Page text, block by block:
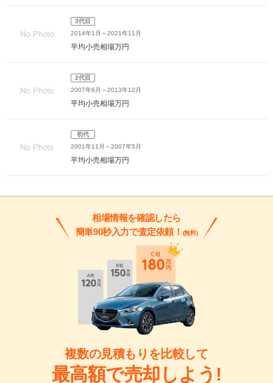
3代目
2014年1月～2021年11月
平均小売相場万円
2代目
2007年6月～2013年12月
平均小売相場万円
初代
2001年11月～2007年5月
平均小売相場万円
相場情報を確認したら
簡単90秒入力で査定依頼！ (無料)
複数の見積もりを比較して
最高額で売却しよう!